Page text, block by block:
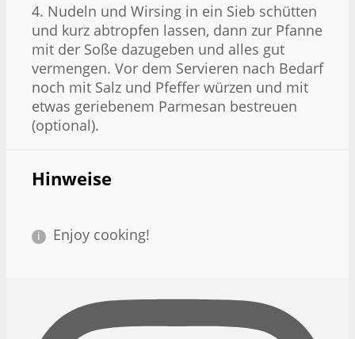
4. Nudeln und Wirsing in ein Sieb schütten
und kurz abtropfen lassen, dann zur Pfanne
mit der Soße dazugeben und alles gut
vermengen. Vor dem Servieren nach Bedarf
noch mit Salz und Pfeffer würzen und mit
etwas geriebenem Parmesan bestreuen
(optional).
Hinweise
Enjoy cooking!